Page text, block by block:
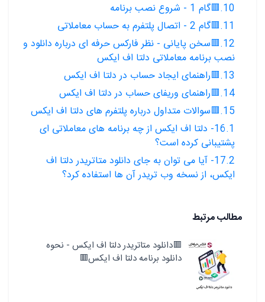
10.🟥گام 1 - شروع نصب برنامه
11.🟥گام 2 - اتصال پلتفرم به حساب معاملاتی
12.🟥سخن پایانی - نظر فارکس حرفه ای درباره دانلود و
نصب برنامه معاملاتی دلتا اف ایکس
13.🟥راهنمای ایجاد حساب در دلتا اف ایکس
14.🟥راهنمای وریفای حساب در دلتا اف ایکس
15.🟥سوالات متداول درباره پلتفرم های دلتا اف ایکس
16.1- دلتا اف ایکس از چه برنامه های معاملاتی ای
پشتیبانی کرده است؟
17.2- آیا می توان به جای دانلود متاتریدر دلتا اف
ایکس، از نسخه وب تریدر آن ها استفاده کرد؟
مطالب مرتبط
🟥دانلود متاتریدر دلتا اف ایکس - نحوه
دانلود برنامه دلتا اف ایکس🟥